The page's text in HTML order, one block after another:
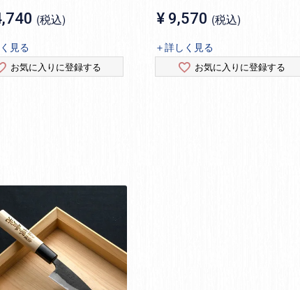
税込
見る
お気に入りに登録する
¥ 9,570 税込
＋詳しく見る
お気に入りに登録する